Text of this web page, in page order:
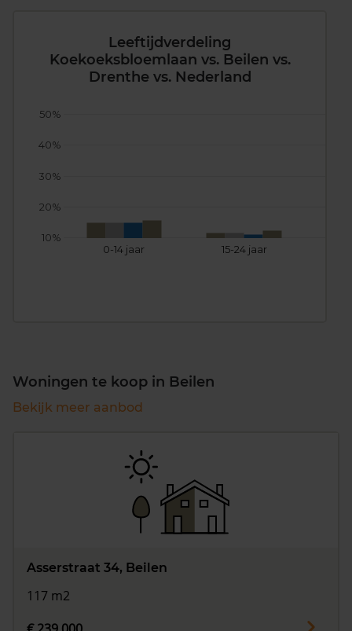
Leeftijdverdeling
Koekoeksbloemlaan vs. Beilen vs.
Drenthe vs. Nederland
0-14 jaar 15-24 jaar
10%
20%
30%
40%
50%
Woningen te koop in Beilen
Bekijk meer aanbod
Asserstraat 34, Beilen
117 m2